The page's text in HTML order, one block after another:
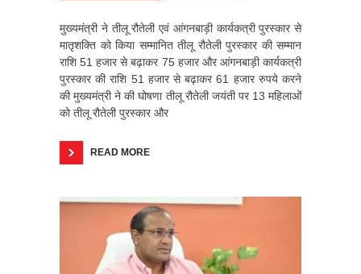
मुख्यमंत्री ने तीलू रौतेली एवं आंगनबाड़ी कार्यकत्री पुरस्कार से
मातृशक्ति को किया सम्मानित तीलू रौतेली पुरस्कार की सम्मान
राशि 51 हजार से बढ़ाकर 75 हजार और आंगनबाड़ी कार्यकत्री
पुरस्कार की राशि 51 हजार से बढ़ाकर 61 हजार रुपये करने
की मुख्यमंत्री ने की घोषणा तीलू रौतेली जयंती पर 13 महिलाओं
को तीलू रौतेली पुरस्कार और
READ MORE